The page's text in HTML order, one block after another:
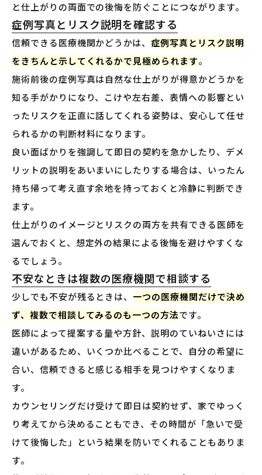
と仕上がりの両面での後悔を防ぐことにつながります。
症例写真とリスク説明を確認する
信頼できる医療機関かどうかは、症例写真とリスク説明
をきちんと示してくれるかで見極められます。
施術前後の症例写真は自然な仕上がりが得意かどうかを
知る手がかりになり、こけや左右差、表情への影響とい
ったリスクを正直に話してくれる姿勢は、安心して任せ
られるかの判断材料になります。
良い面ばかりを強調して即日の契約を急かしたり、デメ
リットの説明をあいまいにしたりする場合は、いったん
持ち帰って考え直す余地を持っておくと冷静に判断でき
ます。
仕上がりのイメージとリスクの両方を共有できる医師を
選んでおくと、想定外の結果による後悔を避けやすくな
るでしょう。
不安なときは複数の医療機関で相談する
少しでも不安が残るときは、 一つの医療機関だけで決め
ず、複数で相談してみるのも一つの方法です。
医師によって提案する量や方針、説明のていねいさには
違いがあるため、いくつか比べることで、自分の希望に
合い、信頼できると感じる相手を見つけやすくなりま
す。
カウンセリングだけ受けて即日は契約せず、家でゆっく
り考えてから決めることもでき、その時間が「急いで受
けて後悔した」という結果を防いでくれることもありま
す。